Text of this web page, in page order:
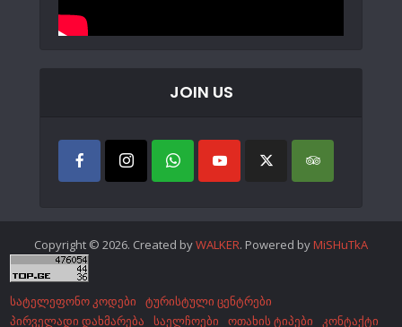
JOIN US
Copyright © 2026. Created byWALKER. Powered byMiSHuTkA
სატელეფონო კოდები
ტურისტული ცენტრები
პირველადი დახმარება
საელჩოები ოთახის ტიპები კონტაქტი